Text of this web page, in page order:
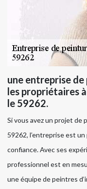
une entreprise
les propriétaires
le 59262.
Si vous avez un projet de
59262, l’entreprise est
confiance. Avec ses
professionnel est en
une équipe de peintres